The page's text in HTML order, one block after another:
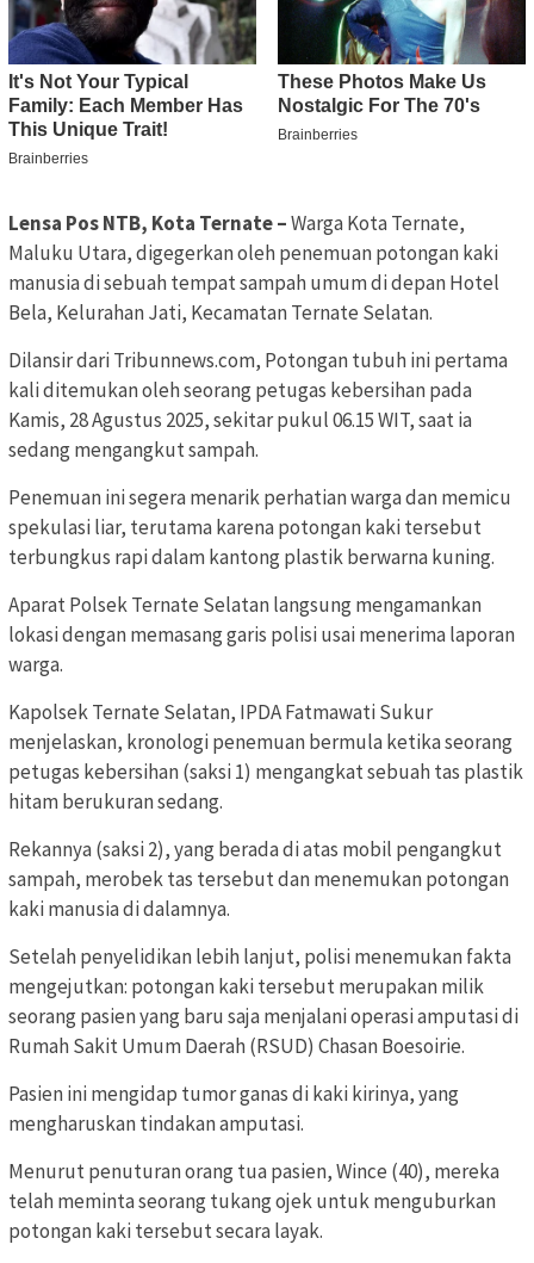
Lensa Pos NTB, Kota Ternate –Warga Kota Ternate,
Maluku Utara, digegerkan oleh penemuan potongan kaki
manusia di sebuah tempat sampah umum di depan Hotel
Bela, Kelurahan Jati, Kecamatan Ternate Selatan.
Dilansir dari Tribunnews.com, Potongan tubuh ini pertama
kali ditemukan oleh seorang petugas kebersihan pada
Kamis, 28 Agustus 2025, sekitar pukul 06.15 WIT, saat ia
sedang mengangkut sampah.
Penemuan ini segera menarik perhatian warga dan memicu
spekulasi liar, terutama karena potongan kaki tersebut
terbungkus rapi dalam kantong plastik berwarna kuning.
Aparat Polsek Ternate Selatan langsung mengamankan
lokasi dengan memasang garis polisi usai menerima laporan
warga.
Kapolsek Ternate Selatan, IPDA Fatmawati Sukur
menjelaskan, kronologi penemuan bermula ketika seorang
petugas kebersihan (saksi 1) mengangkat sebuah tas plastik
hitam berukuran sedang.
Rekannya (saksi 2), yang berada di atas mobil pengangkut
sampah, merobek tas tersebut dan menemukan potongan
kaki manusia di dalamnya.
Setelah penyelidikan lebih lanjut, polisi menemukan fakta
mengejutkan: potongan kaki tersebut merupakan milik
seorang pasien yang baru saja menjalani operasi amputasi di
Rumah Sakit Umum Daerah (RSUD) Chasan Boesoirie.
Pasien ini mengidap tumor ganas di kaki kirinya, yang
mengharuskan tindakan amputasi.
Menurut penuturan orang tua pasien, Wince (40), mereka
telah meminta seorang tukang ojek untuk menguburkan
potongan kaki tersebut secara layak.